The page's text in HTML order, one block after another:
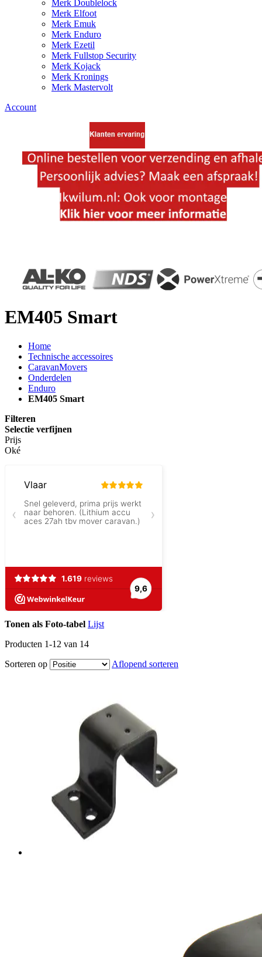
Merk Doublelock
Merk Elfoot
Merk Emuk
Merk Enduro
Merk Ezetil
Merk Fullstop Security
Merk Kojack
Merk Kronings
Merk Mastervolt
Account
EM405 Smart
Home
Technische accessoires
CaravanMovers
Onderdelen
Enduro
EM405 Smart
Filteren
Selectie verfijnen
Prijs
Oké
Tonen als Foto-tabel Lijst
Producten 1-12 van 14
Sorteren op
Aflopend sorteren